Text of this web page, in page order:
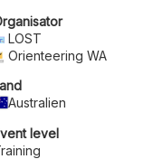
LOST
Orienteering WA
Australien
level